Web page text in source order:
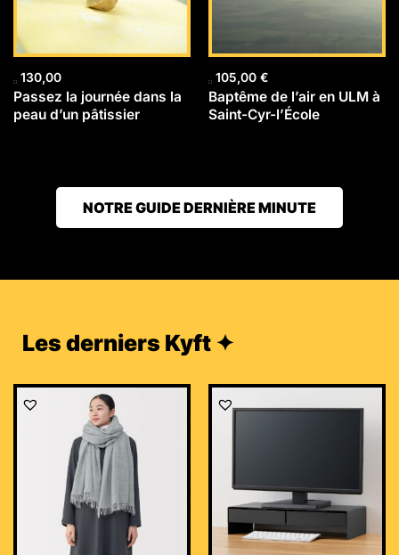
130,00
Passez la journée dans la
peau d’un pâtissier
105,00 €
Baptême de l’air en ULM à
Saint-Cyr-l’École
NOTRE GUIDE DERNIÈRE MINUTE
Les derniers Kyft ✦